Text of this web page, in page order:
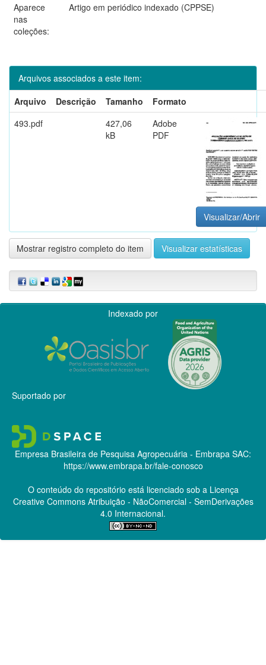
Aparece
nas
coleções:
Artigo em periódico indexado (CPPSE)
Arquivos associados a este item:
Arquivo
Descrição Tamanho
Formato
493.pdf
427,06
kB
Adobe
PDF
Visualizar/Abrir
Mostrar registro completo do item Visualizar estatísticas
Indexado por
Suportado por
Empresa Brasileira de Pesquisa Agropecuária - Embrapa SAC:
https://www.embrapa.br/fale-conosco
O conteúdo do repositório está licenciado sob a Licença
Creative CommonsAtribuição - NãoComercial - SemDerivações
4.0 Internacional.